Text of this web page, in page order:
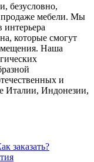
безусловно,
продаже мебели. Мы
интерьера
которые смогут
Наша
и
Италии, Индонезии,
заказать?